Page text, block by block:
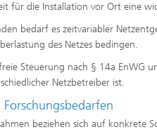
für die Installation vor Ort eine
bedarf es zeitvariabler
des Netzes bedingen.
Steuerung nach § 14a EnWG
Netzbetreiber ist.
beziehen sich auf konkrete